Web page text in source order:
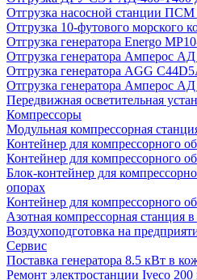
Отгрузка насосной станции
Отгрузка 10-футового морского
Отгрузка генератора Energo
Отгрузка генератора Амперос
Отгрузка генератора AGG
Отгрузка генератора Амперос
Передвижная осветительная
Компрессоры
Модульная компрессорная
Контейнер для компрессорного
Контейнер для компрессорного
Блок-контейнер для
опорах
Контейнер для компрессорного
Азотная компрессорная станция
Воздухоподготовка на
Сервис
Поставка генератора 8.5 кВт в
Ремонт электростанции Iveco 200